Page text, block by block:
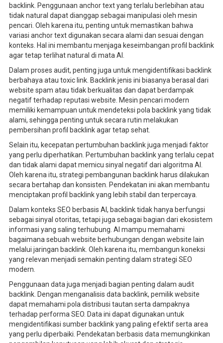
backlink. Penggunaan anchor text yang terlalu berlebihan atau
tidak natural dapat dianggap sebagai manipulasi oleh mesin
pencari. Oleh karena itu, penting untuk memastikan bahwa
variasi anchor text digunakan secara alami dan sesuai dengan
konteks. Hal ini membantu menjaga keseimbangan profil backlink
agar tetap terlihat natural di mata AI.
Dalam proses audit, penting juga untuk mengidentifikasi backlink
berbahaya atau toxic link. Backlink jenis ini biasanya berasal dari
website spam atau tidak berkualitas dan dapat berdampak
negatif terhadap reputasi website. Mesin pencari modern
memiliki kemampuan untuk mendeteksi pola backlink yang tidak
alami, sehingga penting untuk secara rutin melakukan
pembersihan profil backlink agar tetap sehat.
Selain itu, kecepatan pertumbuhan backlink juga menjadi faktor
yang perlu diperhatikan. Pertumbuhan backlink yang terlalu cepat
dan tidak alami dapat memicu sinyal negatif dari algoritma AI.
Oleh karena itu, strategi pembangunan backlink harus dilakukan
secara bertahap dan konsisten. Pendekatan ini akan membantu
menciptakan profil backlink yang lebih stabil dan terpercaya.
Dalam konteks SEO berbasis AI, backlink tidak hanya berfungsi
sebagai sinyal otoritas, tetapi juga sebagai bagian dari ekosistem
informasi yang saling terhubung. AI mampu memahami
bagaimana sebuah website berhubungan dengan website lain
melalui jaringan backlink. Oleh karena itu, membangun koneksi
yang relevan menjadi semakin penting dalam strategi SEO
modern.
Penggunaan data juga menjadi bagian penting dalam audit
backlink. Dengan menganalisis data backlink, pemilik website
dapat memahami pola distribusi tautan serta dampaknya
terhadap performa SEO. Data ini dapat digunakan untuk
mengidentifikasi sumber backlink yang paling efektif serta area
yang perlu diperbaiki. Pendekatan berbasis data memungkinkan